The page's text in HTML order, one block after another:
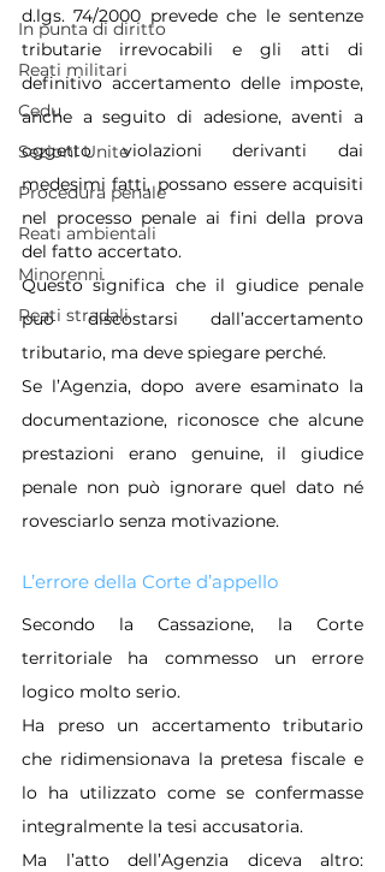
In punta di diritto
Reati militari
Cedu
Sezioni Unite
Procedura penale
Reati ambientali
Minorenni
Reati stradali
d.lgs. 74/2000 prevede che le sentenze
tributarie irrevocabili e gli atti di
definitivo accertamento delle imposte,
anche a seguito di adesione, aventi a
oggetto violazioni derivanti dai
medesimi fatti, possano essere acquisiti
nel processo penale ai fini della prova
del fatto accertato.
Questo significa che il giudice penale
può discostarsi dall’accertamento
tributario, ma deve spiegare perché.
Se l’Agenzia, dopo avere esaminato la
documentazione, riconosce che alcune
prestazioni erano genuine, il giudice
penale non può ignorare quel dato né
rovesciarlo senza motivazione.
L’errore della Corte d’appello
Secondo la Cassazione, la Corte
territoriale ha commesso un errore
logico molto serio.
Ha preso un accertamento tributario
che ridimensionava la pretesa fiscale e
lo ha utilizzato come se confermasse
integralmente la tesi accusatoria.
Ma l’atto dell’Agenzia diceva altro: